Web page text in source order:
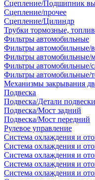
Сцепление/Подшипник
Сцепление/прочее
Сцепление/Цилиндр
Трубки тормозные,
Фильтры автомобильные
Фильтры автомобильные/
Фильтры автомобильные/
Фильтры автомобильные/
Фильтры автомобильные/
Механизмы закрывания
Подвеска
Подвеска/Детали подвески
Подвеска/Мост задний
Подвеска/Мост передний
Рулевое управление
Система охлаждения и
Система охлаждения и
Система охлаждения и
Система охлаждения и
Система охлаждения и